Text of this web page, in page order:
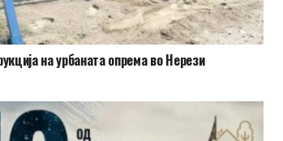
на урбаната опрема во Нерези